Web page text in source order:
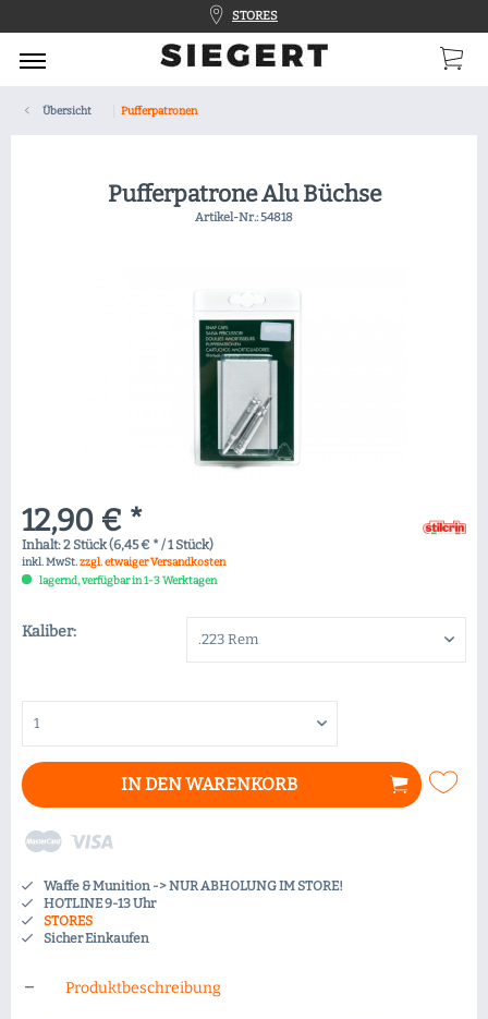
STORES
Übersicht Pufferpatronen
Pufferpatrone Alu Büchse
Artikel-Nr.:54818
12,90 € *
Inhalt:2 Stück (6,45 € * / 1 Stück)
inkl. MwSt.zzgl. etwaiger Versandkosten
lagernd, verfügbar in 1-3 Werktagen
Kaliber:
IN DENWARENKORB
Waffe & Munition -> NUR ABHOLUNG IM STORE!
HOTLINE 9-13 Uhr
STORES
Sicher Einkaufen
Produktbeschreibung